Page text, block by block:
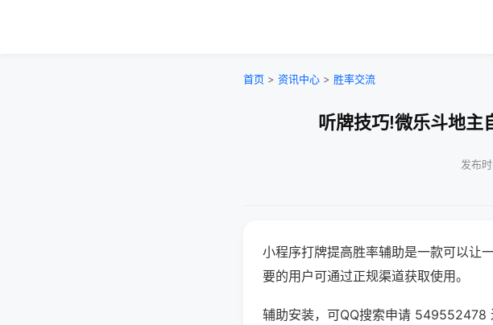
首页 > 资讯中心 > 胜率交流
听牌技巧!微乐斗地主
发布
小程序打牌提高胜率辅助是一款可以让
要的用户可通过正规渠道获取使用。
辅助安装，可QQ搜索申请 549552478